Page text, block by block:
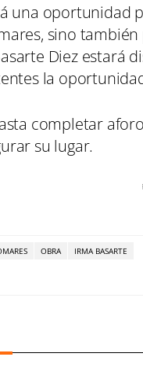
una oportunidad
sino
Diez estará
la
completar
su lugar.
OBRA IRMA BASARTE